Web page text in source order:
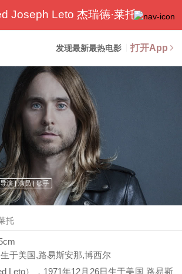
Joseph Leto 杰瑞德·莱托
发现最新最热电影 打开App
导演 | 演员 | 歌手
托
于美国,路易斯安那,博西尔
Leto），1971年12月26日生于美国 路易斯